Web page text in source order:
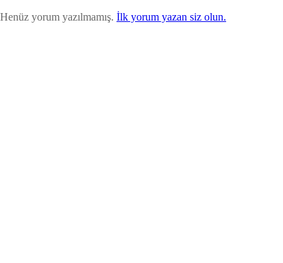
Henüz yorum yazılmamış. İlk yorum yazan siz olun.